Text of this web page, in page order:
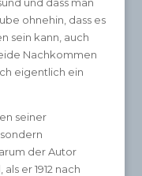
ohnehin, dass es
sein kann, auch
Nachkommen
eigentlich ein
seiner
der Autor
er 1912 nach